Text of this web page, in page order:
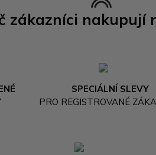
zákazníci nakupují
SPECIÁLNÍ SLEVY
PRO REGISTROVANÉ